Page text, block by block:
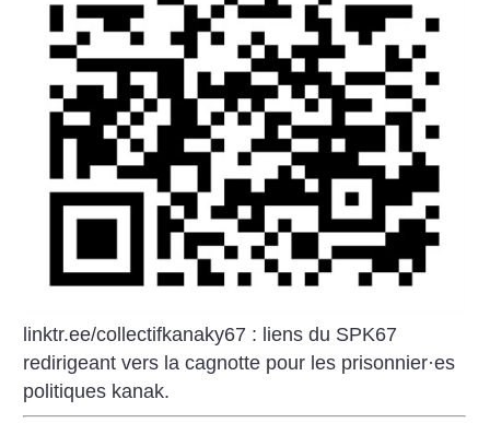
linktr.ee/collectifkanaky67 : liens du SPK67
redirigeant vers la cagnotte pour les prisonnier·es
politiques kanak.